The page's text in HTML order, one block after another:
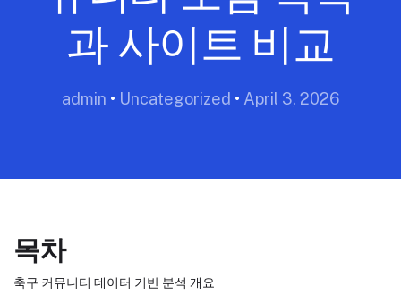
과 사이트 비교
admin • Uncategorized • April 3, 2026
목차
축구 커뮤니티 데이터 기반 분석 개요